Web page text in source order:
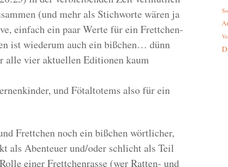
(und mehr als Stichworte wären ja
einfach ein paar Werte für ein Frettchen-
ist wiederum auch ein bißchen… dünn
alle vier aktuellen Editionen kaum
und Fötaltotems also für ein
Frettchen noch ein bißchen wörtlicher,
als Abenteuer und/oder schlicht als Teil
einer Frettchenrasse (wer Ratten- und